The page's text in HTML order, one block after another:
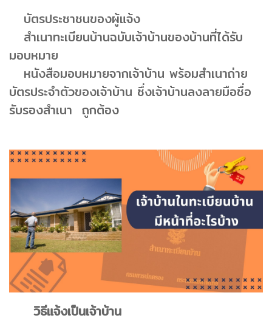
บัตรประชาชนของผู้แจ้ง
สำเนาทะเบียนบ้านฉบับเจ้าบ้านของบ้านที่ได้รับ
มอบหมาย
หนังสือมอบหมายจากเจ้าบ้าน พร้อมสำเนาถ่าย
บัตรประจำตัวของเจ้าบ้าน ซึ่งเจ้าบ้านลงลายมือชื่อ
รับรองสำเนา ถูกต้อง
วิธีแจ้งเป็นเจ้าบ้าน